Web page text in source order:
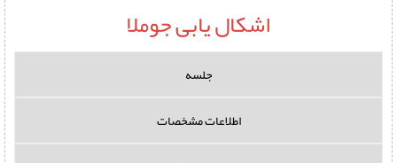
اشکال یابی جوملا